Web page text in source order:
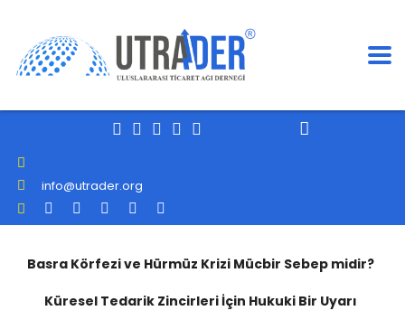
info@utrader.org
Basra Körfezi ve Hürmüz Krizi Mücbir Sebep midir?
Küresel Tedarik Zincirleri İçin Hukuki Bir Uyarı